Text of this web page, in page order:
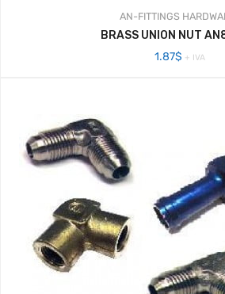
AN-FITTINGS
BRASS UNION NUT
1.87$ + IVA